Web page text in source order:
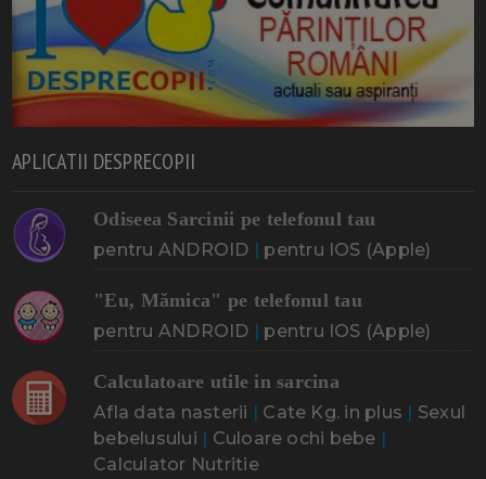
APLICATII DESPRECOPII
Odiseea Sarcinii pe telefonul tau
pentru ANDROID | pentru IOS (Apple)
"Eu, Mămica" pe telefonul tau
pentru ANDROID | pentru IOS (Apple)
Calculatoare utile in sarcina
Afla data nasterii | Cate Kg. in plus | Sexul
bebelusului | Culoare ochi bebe |
Calculator Nutritie